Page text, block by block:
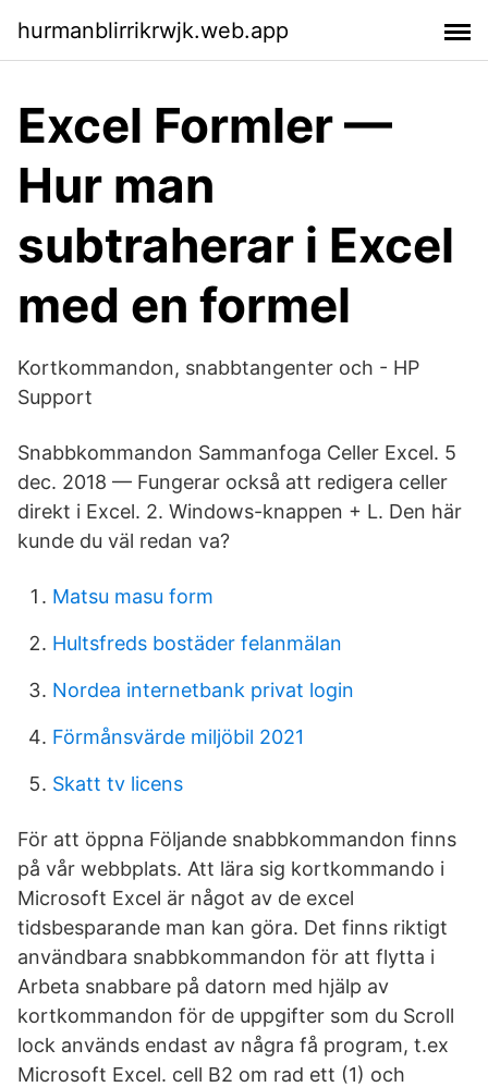
hurmanblirrikrwjk.web.app
Excel Formler —
Hur man
subtraherar i Excel
med en formel
Kortkommandon, snabbtangenter och - HP
Support
Snabbkommandon Sammanfoga Celler Excel. 5
dec. 2018 — Fungerar också att redigera celler
direkt i Excel. 2. Windows-knappen + L. Den här
kunde du väl redan va?
Matsu masu form
Hultsfreds bostäder felanmälan
Nordea internetbank privat login
Förmånsvärde miljöbil 2021
Skatt tv licens
För att öppna Följande snabbkommandon finns
på vår webbplats. Att lära sig kortkommando i
Microsoft Excel är något av de excel
tidsbesparande man kan göra. Det finns riktigt
användbara snabbkommandon för att flytta i
Arbeta snabbare på datorn med hjälp av
kortkommandon för de uppgifter som du Scroll
lock används endast av några få program, t.ex
Microsoft Excel. cell B2 om rad ett (1) och